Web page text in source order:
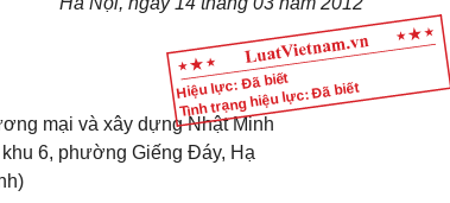
Hiệu lực: Đã biết
Tình trạng hiệu lực: Đã biết
mại và xây dựng Nhật Minh
6, phường Giếng Đáy, Hạ